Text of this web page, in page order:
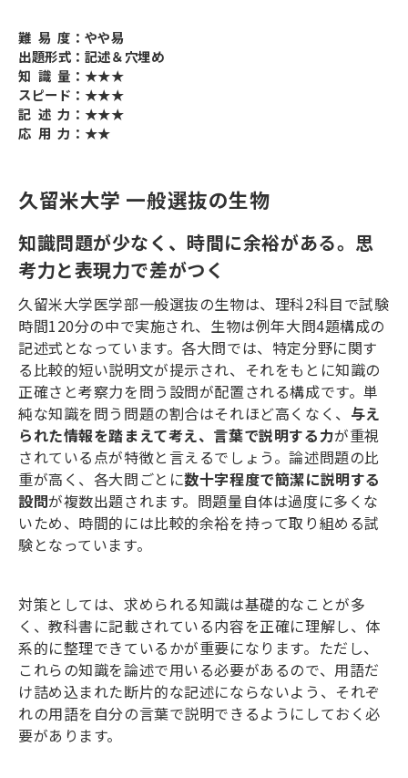
難 易 度：やや易
出題形式：記述＆穴埋め
知 識 量：★★★
スピード：★★★
記 述 力：★★★
応 用 力：★★
久留米大学 一般選抜の生物
知識問題が少なく、時間に余裕がある。思
考力と表現力で差がつく
久留米大学医学部一般選抜の生物は、理科2科目で試験
時間120分の中で実施され、生物は例年大問4題構成の
記述式となっています。各大問では、特定分野に関す
る比較的短い説明文が提示され、それをもとに知識の
正確さと考察力を問う設問が配置される構成です。単
純な知識を問う問題の割合はそれほど高くなく、 与え
られた情報を踏まえて考え、言葉で説明する力が重視
されている点が特徴と言えるでしょう。論述問題の比
重が高く、各大問ごとに数十字程度で簡潔に説明する
設問が複数出題されます。問題量自体は過度に多くな
いため、時間的には比較的余裕を持って取り組める試
験となっています。
対策としては、求められる知識は基礎的なことが多
く、教科書に記載されている内容を正確に理解し、体
系的に整理できているかが重要になります。ただし、
これらの知識を論述で用いる必要があるので、用語だ
け詰め込まれた断片的な記述にならないよう、それぞ
れの用語を自分の言葉で説明できるようにしておく必
要があります。